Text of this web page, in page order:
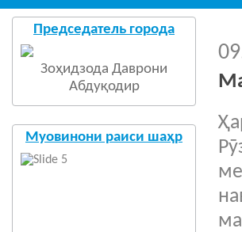
Председатель города
Зоҳидзода Даврони
Абдуқодир
Муовинони раиси шаҳр